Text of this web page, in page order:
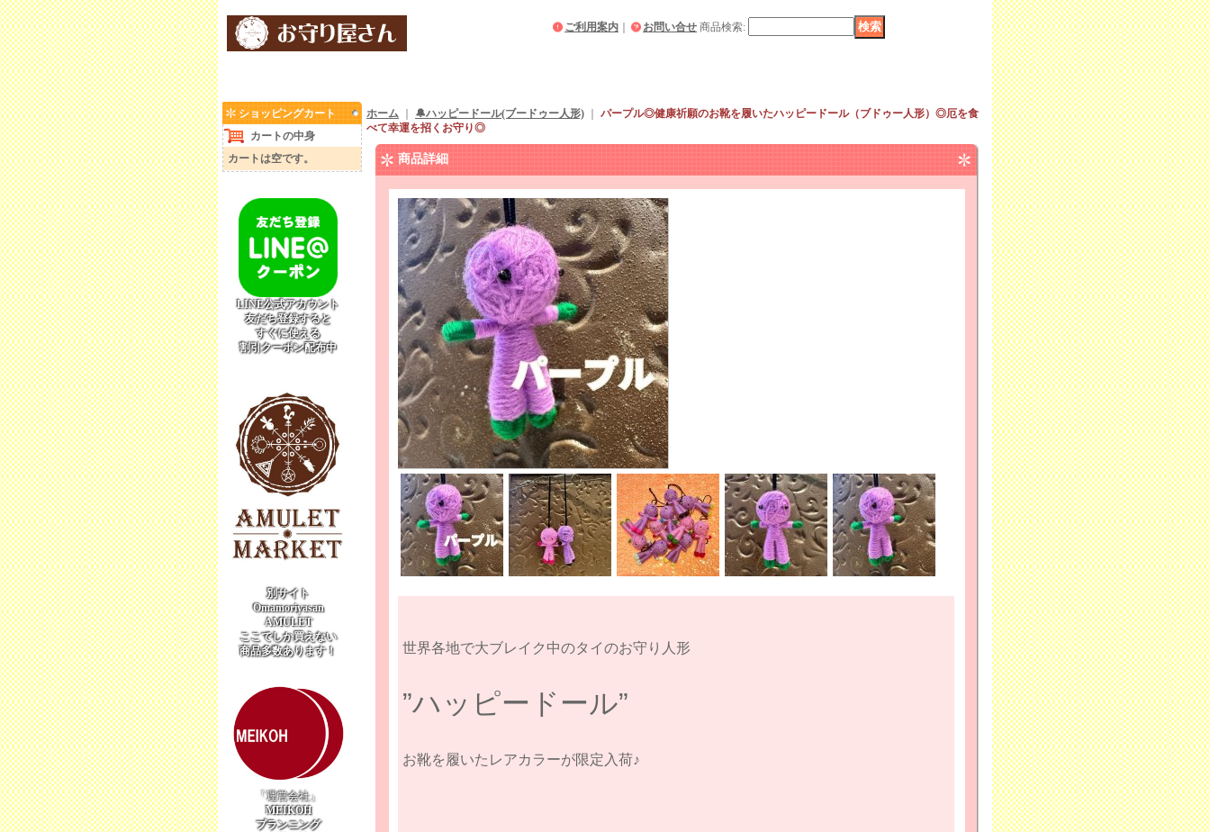
ご利用案内 お問い合せ 商品検索:
ショッピングカート
カートの中身
カートは空です。
LINE公式アカウント
友だち登録すると
すぐに使える
割引クーポン配布中
別サイト
Omamoriyasan
AMULET
ここでしか買えない
商品多数あります！
「運営会社」
MEIKOH
プランニング
ホーム 🔔ハッピードール(ブードゥー人形)
パープル◎健康祈願のお靴を履いたハッピードール（ブドゥー人形）◎厄を食
べて幸運を招くお守り◎
商品詳細
世界各地で大ブレイク中のタイのお守り人形
”ハッピードール”
お靴を履いたレアカラーが限定入荷♪